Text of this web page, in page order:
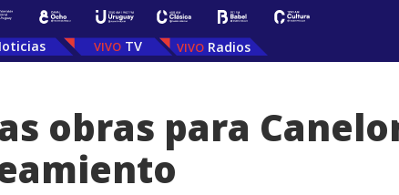
TV Radios
obras para